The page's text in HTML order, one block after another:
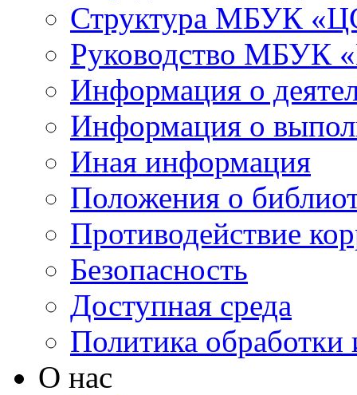
Структура МБУК
Руководство МБУК
Информация о
Информация о
Иная информация
Положения о
Противодействие
Безопасность
Доступная среда
Политика
О нас